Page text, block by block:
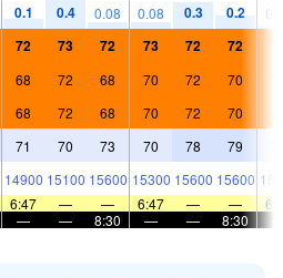
0.1 0.4 0.08 0.08 0.3 0.2
72 73 72 73 72 72
68 72 68 70 72 70
68 72 68 70 72 70
71 70 73 70 78 79
14900 15100 15600 15300 15600 15600
6:47 — — 6:47 — —
— — 8:30 — — 8:30